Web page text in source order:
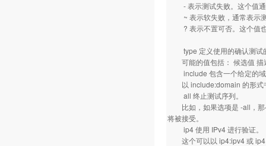
- 表示测试失败。这个值通
~ 表示软失败，通常表示
? 表示不置可否。这个值也
type 定义使用的确认测试
可能的值包括： 候选值 描
include 包含一个给定的域
以 include:domain 的形式
all 终止测试序列。
比如，如果选项是 -all，那
将被接受。
ip4 使用 IPv4 进行验证。
这个可以以 ip4:ipv4 或